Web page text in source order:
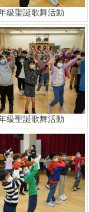
級聖誕歌舞活動
級聖誕歌舞活動